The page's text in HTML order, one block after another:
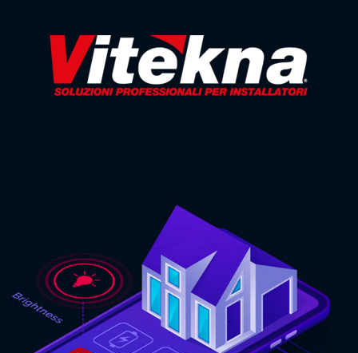
COMMUNITY
PER UTENTI
FINALI
Entra nella sezione
riservata agli utenti finali